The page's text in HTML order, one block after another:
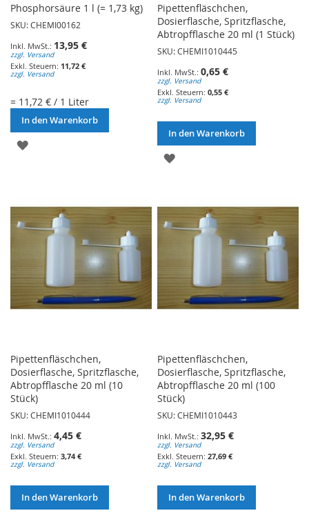
Phosphorsäure 1 l (= 1,73 kg)
SKU: CHEMI00162
13,95 €
zzgl. Versand
11,72 €
zzgl. Versand
= 11,72 € / 1 Liter
In den Warenkorb
ZUR
Pipettenfläschchen,
Dosierflasche, Spritzflasche,
Abtropfflasche 20 ml (1 Stück)
SKU: CHEMI1010445
0,65 €
zzgl. Versand
0,55 €
zzgl. Versand
In den Warenkorb
ZUR
HINZUFÜGEN
Pipettenfläschchen,
Dosierflasche, Spritzflasche,
Abtropfflasche 20 ml (10
Stück)
SKU: CHEMI1010444
4,45 €
zzgl. Versand
3,74 €
zzgl. Versand
In den Warenkorb
Pipettenfläschchen,
Dosierflasche, Spritzflasche,
Abtropfflasche 20 ml (100
Stück)
SKU: CHEMI1010443
32,95 €
zzgl. Versand
27,69 €
zzgl. Versand
In den Warenkorb